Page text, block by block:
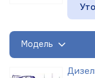
Модель